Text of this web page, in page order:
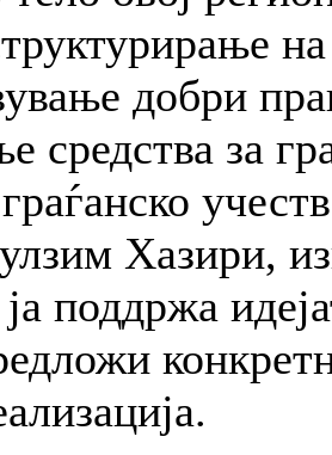
добри
средства за
Хазири,
поддржа